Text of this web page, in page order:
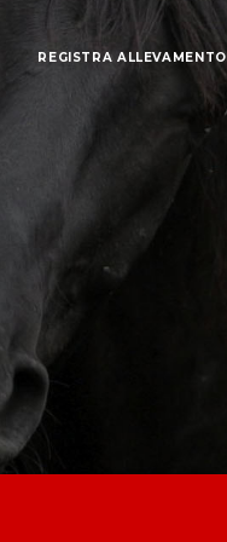
REGISTRA ALLEVAMENTO